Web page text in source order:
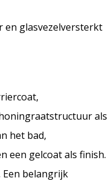
glasvezelversterkt
als
het bad,
een gelcoat als finish.
belangrijk